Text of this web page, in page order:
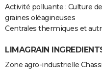
Dictionnaire
Biographies
Citations
Expressions
Proverbes
PROGRAMME TV
S'inscrire
Se connecter
Lycées
Collèges
Primaires
Universités
Entreprises
Service militaire
Avis de recherche
Activité polluante : Culture
graines oléagineuses
Centrales thermiques et
LIMAGRAIN
Zone agro-industrielle